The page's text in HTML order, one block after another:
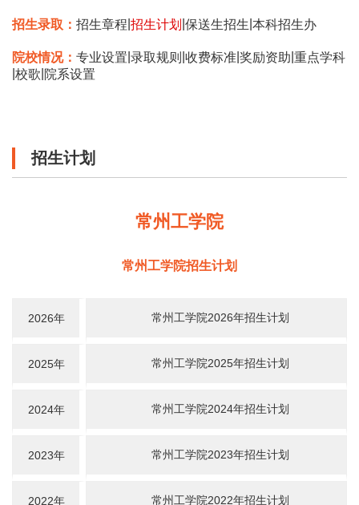
招生录取： 招生章程 招生计划 保送生招生 本科招生办
院校情况： 专业设置 录取规则 收费标准 奖励资助 重点学科
校歌 院系设置
招生计划
常州工学院
常州工学院招生计划
2026年 常州工学院2026年招生计划
2025年 常州工学院2025年招生计划
2024年 常州工学院2024年招生计划
2023年 常州工学院2023年招生计划
2022年 常州工学院2022年招生计划